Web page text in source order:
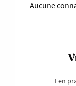
Aucune
Een